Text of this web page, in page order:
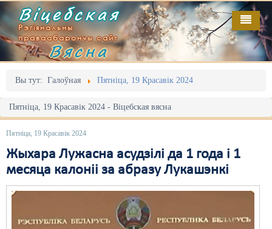
Віцебская
Рэгіянальны
праваабарончы сайт
Вясна
Вы тут: Галоўная Пятніца, 19 Красавік 2024
Пятніца, 19 Красавік 2024 - Віцебская вясна
Пятніца, 19 Красавік 2024
Жыхара Лужасна асудзілі да 1 года і 1
месяца калоніі за абразу Лукашэнкі
Галоўная
Адміністрацыйны перасьлед
Акцыі
Выбары
Грамадзянскія ініцыятывы
Дыскрымінацыя
Выданьні
Відэа
Пра нас
RSS